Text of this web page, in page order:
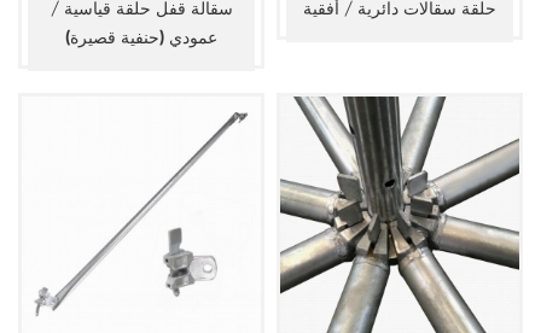
سقالة قفل حلقة قياسية /
عمودي (حنفية قصيرة)
حلقة سقالات دائرية / أفقية